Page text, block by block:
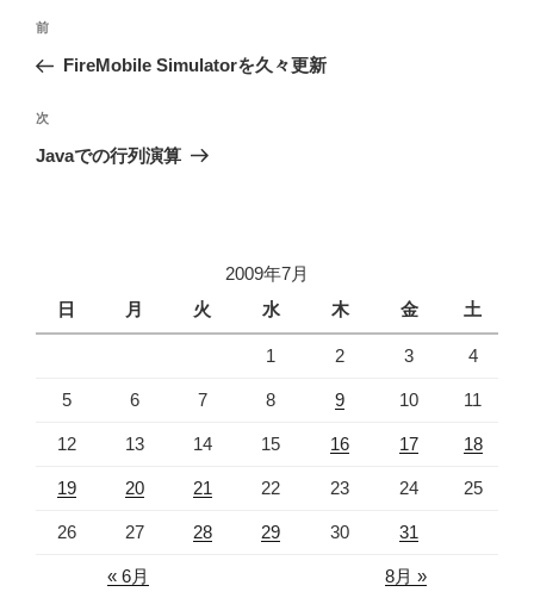
投
ナ
ビ
ゲ
前
の
稿
前
FireMobile Simulatorを久々更新
次
の
次
Javaでの行列演算
2009年7月
日
月 火 水 木 金 土
1 2 3 4
5 6 7 8 9 10 11
12 13 14 15 16 17 18
19 20 21 22 23 24 25
26 27 28 29 30 31
« 6月 8月 »